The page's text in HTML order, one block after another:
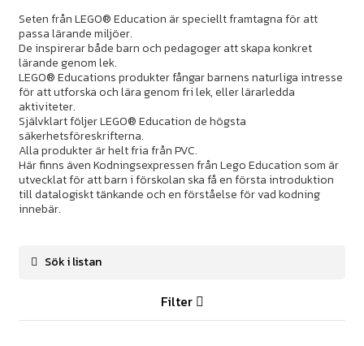
Seten från LEGO® Education är speciellt framtagna för att
passa lärande miljöer.
De inspirerar både barn och pedagoger att skapa konkret
lärande genom lek.
LEGO® Educations produkter fångar barnens naturliga intresse
för att utforska och lära genom fri lek, eller lärarledda
aktiviteter.
Självklart följer LEGO® Education de högsta
säkerhetsföreskrifterna.
Alla produkter är helt fria från PVC.
Här finns även Kodningsexpressen från Lego Education som är
utvecklat för att barn i förskolan ska få en första introduktion
till datalogiskt tänkande och en förståelse för vad kodning
innebär.
Filter